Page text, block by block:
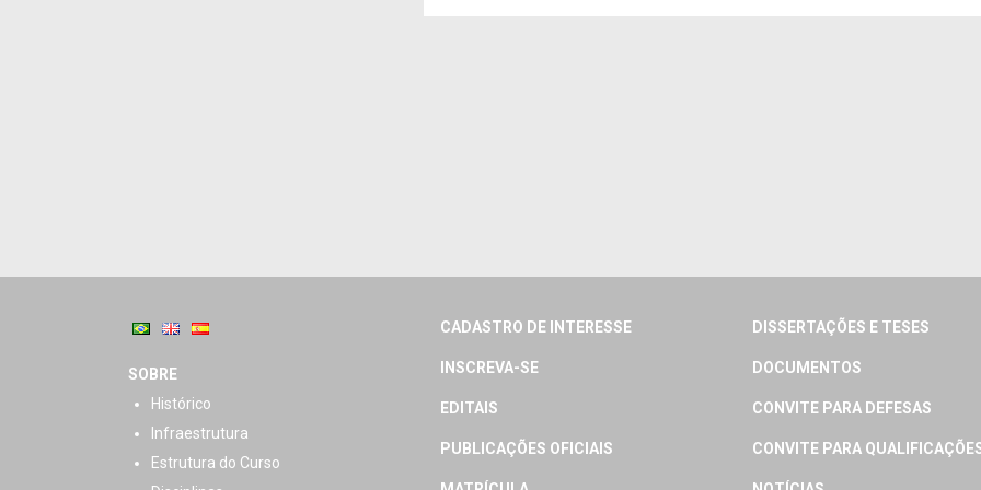
SOBRE
Histórico
Infraestrutura
Estrutura do Curso
CADASTRO DE INTERESSE
INSCREVA-SE
EDITAIS
PUBLICAÇÕES OFICIAIS
DISSERTAÇÕES E TESES
DOCUMENTOS
CONVITE PARA DEFESAS
CONVITE PARA